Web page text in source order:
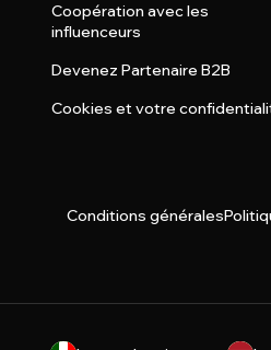
Coopération avec les
influenceurs
Devenez Partenaire B2B
Cookies et votre
Conditions générales